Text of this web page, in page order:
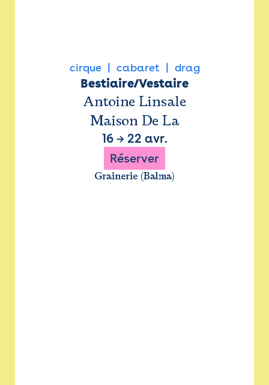
cirque cabaret drag
Bestiaire/Vestaire
Antoine Linsale
Maison De La
16→ 22 avr.
Réserver
Grainerie (Balma)